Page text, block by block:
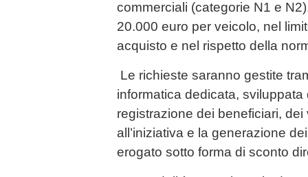
commerciali (categorie N1 e
20.000 euro per veicolo, nel
acquisto e nel rispetto della
Le richieste saranno gestite
informatica dedicata,
registrazione dei beneficiari,
all’iniziativa e la generazione
erogato sotto forma di sconto